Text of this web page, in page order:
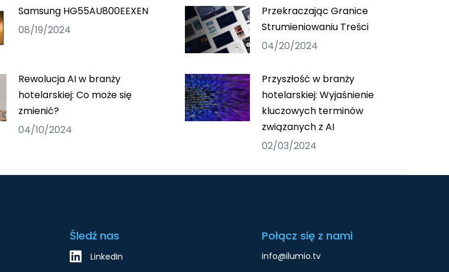
Samsung HG55AU800EEXEN
08/19/2024
Przekraczając Granice
Strumieniowaniu Treści
04/20/2024
Rewolucja AI w branży
hotelarskiej: Co może się
zmienić?
04/10/2024
Przyszłość w branży
hotelarskiej: Wyjaśnienie
kluczowych terminów
związanych z AI
02/03/2024
Śledź nas
LinkedIn
Połącz się z nami
info@ilumio.tv